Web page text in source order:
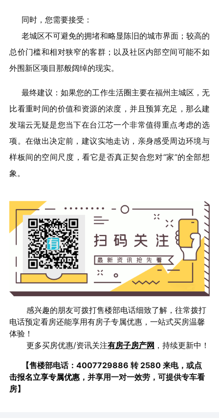
同时，您需要接受：
老城区不可避免的拥堵和略显陈旧的城市界面；较高的
总价门槛和相对狭窄的客群；以及社区内部空间可能不如
外围新区项目那般阔绰的现实。
最终建议：如果您的工作生活圈主要在福州主城区，无
比看重时间的价值和资源的浓度，并且预算充足，那么建
发瑞云无疑是您当下在台江芯一个非常值得重点考虑的选
项。在做出决定前，建议实地走访，亲身感受周边环境与
样板间的空间尺度，看它是否真正契合您对“家”的全部想
象。
感兴趣的朋友可拨打售楼部电话细致了解，往常拨打
电话预定看房还能享用有房子专属优惠，一站式买房温馨
体验！
更多买房优惠/资讯关注有房子房产网 ，持续更新中！
【售楼部电话：4007729886 转 2580 来电，或点
击报名立享专属优惠 ，并享用一对一效劳，可提供专车看
房】